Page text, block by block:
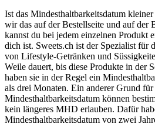
Ist das Mindesthaltbarkeitsdatum kleiner
wir das auf der Bestellseite und auf der
kannst du bei jedem einzelnen Produkt
dich ist. Sweets.ch ist der Spezialist für
von Lifestyle-Getränken und
Weile dauert, bis diese Produkte in der
haben sie in der Regel ein
als drei Monaten. Ein anderer Grund
Mindesthaltbarkeitsdatum können
kein längeres MHD erlauben. Dafür
Mindesthaltbarkeitsdatum von zwei